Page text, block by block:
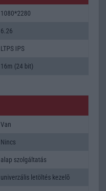
1080*2280
6.26
LTPS IPS
16m (24 bit)
Van
Nincs
alap szolgáltatás
univerzális letöltés kezelõ